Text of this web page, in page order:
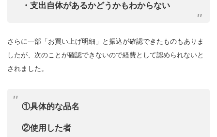
・支出自体があるかどうかもわからない
さらに一部「お買い上げ明細」と振込が確認できたものもありま
したが、次のことが確認できないので経費として認められないと
されました。
①具体的な品名
②使用した者